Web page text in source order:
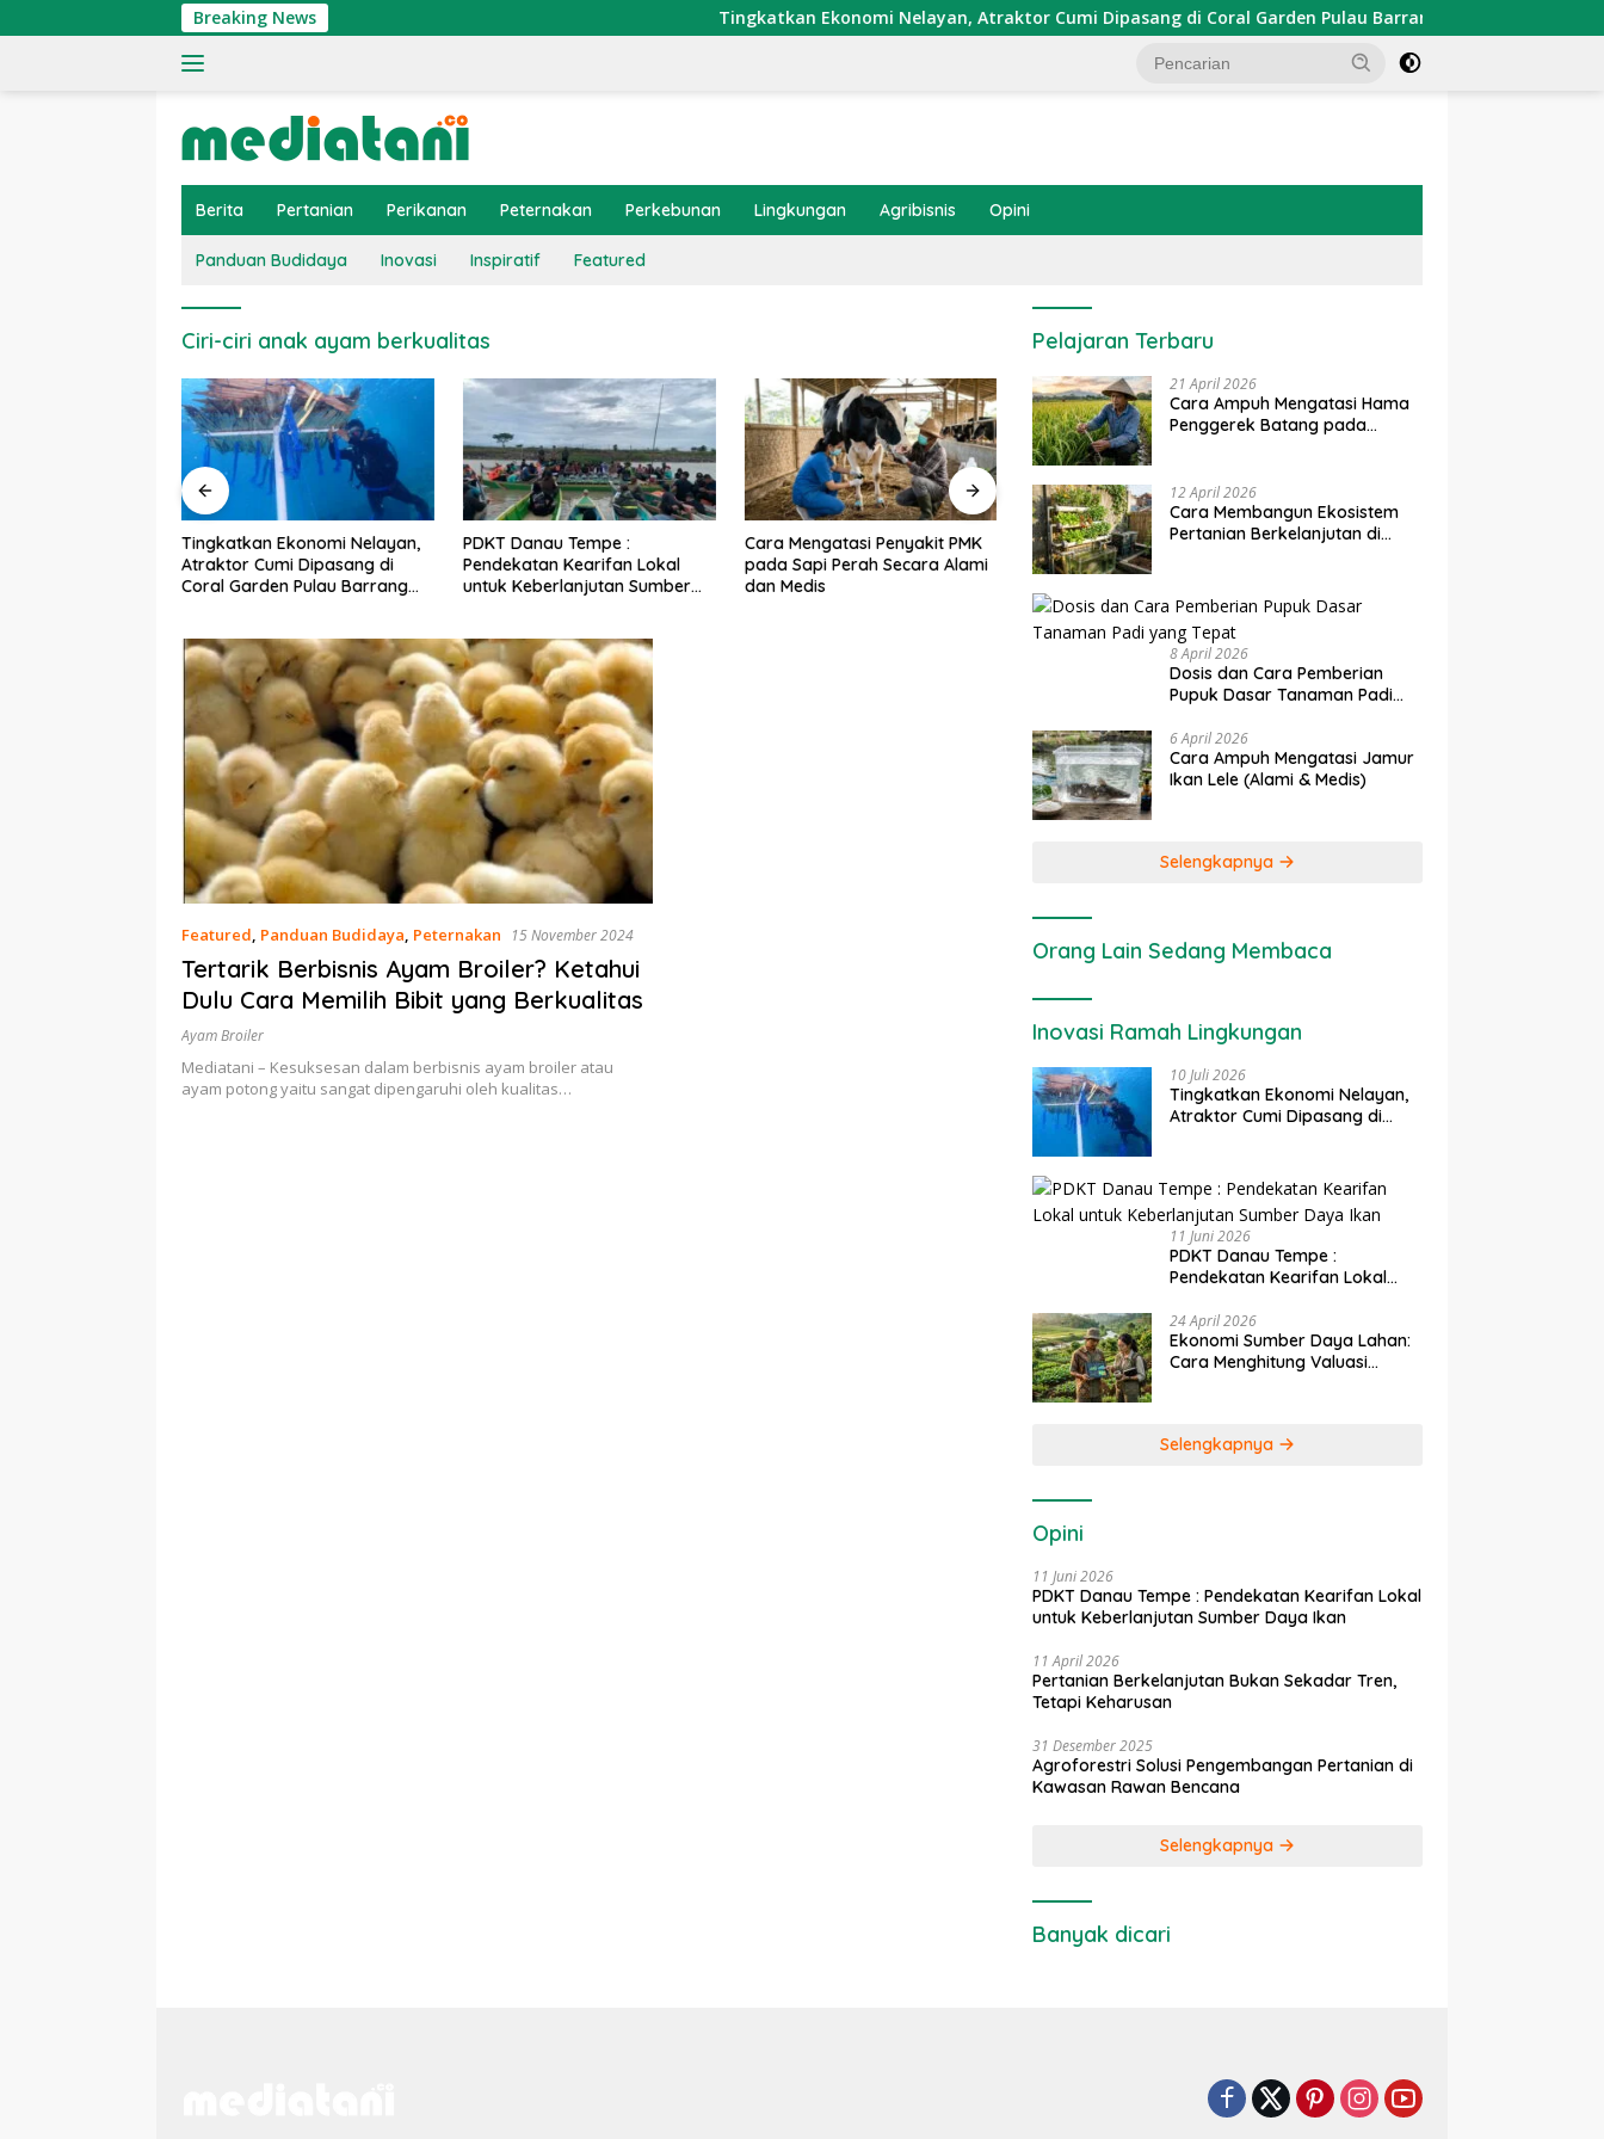
ke
Breaking News Tingkatkan Ekonomi Nelayan, Atraktor Cumi Dipasang di Coral Garden Pulau Barrang Caddi
Berita Pertanian Perikanan Peternakan Perkebunan Lingkungan Agribisnis Opini
Panduan Budidaya Inovasi Inspiratif Featured
Ciri-ciri anak ayam berkualitas
PDKT Danau Tempe :
Pendekatan Kearifan Lokal
untuk Keberlanjutan Sumber
Cara Mengatasi Penyakit PMK
pada Sapi Perah Secara Alami
dan Medis
Dosis dan Cara Pemupukan
Tanaman Padi pada Fase
Vegetatif Aktif yang Tepat
Penerapan IoT dalam
Pertanian Modern di Indonesia
Ekonomi Sumber Daya Lahan:
Featured, Panduan Budidaya, Peternakan 15 November 2024
Tertarik Berbisnis Ayam Broiler? Ketahui
Dulu Cara Memilih Bibit yang Berkualitas
Ayam Broiler
Mediatani – Kesuksesan dalam berbisnis ayam broiler atau
ayam potong yaitu sangat dipengaruhi oleh kualitas…
Pelajaran Terbaru
21 April 2026
Cara Ampuh Mengatasi Hama
Penggerek Batang pada
12 April 2026
Cara Membangun Ekosistem
Pertanian Berkelanjutan di
8 April 2026
Dosis dan Cara Pemberian
Pupuk Dasar Tanaman Padi
6 April 2026
Cara Ampuh Mengatasi Jamur
Ikan Lele (Alami & Medis)
Selengkapnya
Orang Lain Sedang Membaca
Inovasi Ramah Lingkungan
10 Juli 2026
Tingkatkan Ekonomi Nelayan,
Atraktor Cumi Dipasang di
11 Juni 2026
PDKT Danau Tempe :
Pendekatan Kearifan Lokal
Daya Ikan
24 April 2026
Ekonomi Sumber Daya Lahan:
Cara Menghitung Valuasi
Selengkapnya
Opini
11 Juni 2026
PDKT Danau Tempe : Pendekatan Kearifan Lokal
untuk Keberlanjutan Sumber Daya Ikan
11 April 2026
Pertanian Berkelanjutan Bukan Sekadar Tren,
Tetapi Keharusan
31 Desember 2025
Agroforestri Solusi Pengembangan Pertanian di
Kawasan Rawan Bencana
Selengkapnya
Banyak dicari